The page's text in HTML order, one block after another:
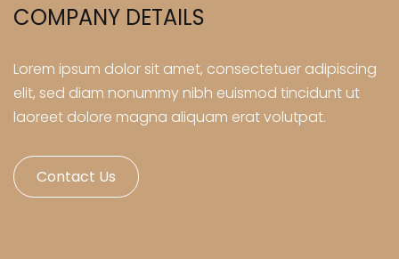
COMPANY DETAILS
Lorem ipsum dolor sit amet, consectetuer adipiscing
elit, sed diam nonummy nibh euismod tincidunt ut
laoreet dolore magna aliquam erat volutpat.
Contact Us